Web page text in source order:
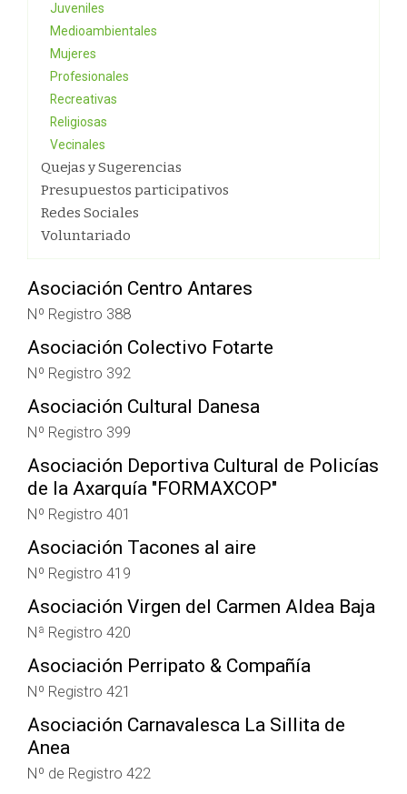
Juveniles
Medioambientales
Mujeres
Profesionales
Recreativas
Religiosas
Vecinales
Quejas y Sugerencias
Presupuestos participativos
Redes Sociales
Voluntariado
Asociación Centro Antares
Nº Registro 388
Asociación Colectivo Fotarte
Nº Registro 392
Asociación Cultural Danesa
Nº Registro 399
Asociación Deportiva Cultural de Policías
de la Axarquía "FORMAXCOP"
Nº Registro 401
Asociación Tacones al aire
Nº Registro 419
Asociación Virgen del Carmen Aldea Baja
Nª Registro 420
Asociación Perripato & Compañía
Nº Registro 421
Asociación Carnavalesca La Sillita de
Anea
Nº de Registro 422